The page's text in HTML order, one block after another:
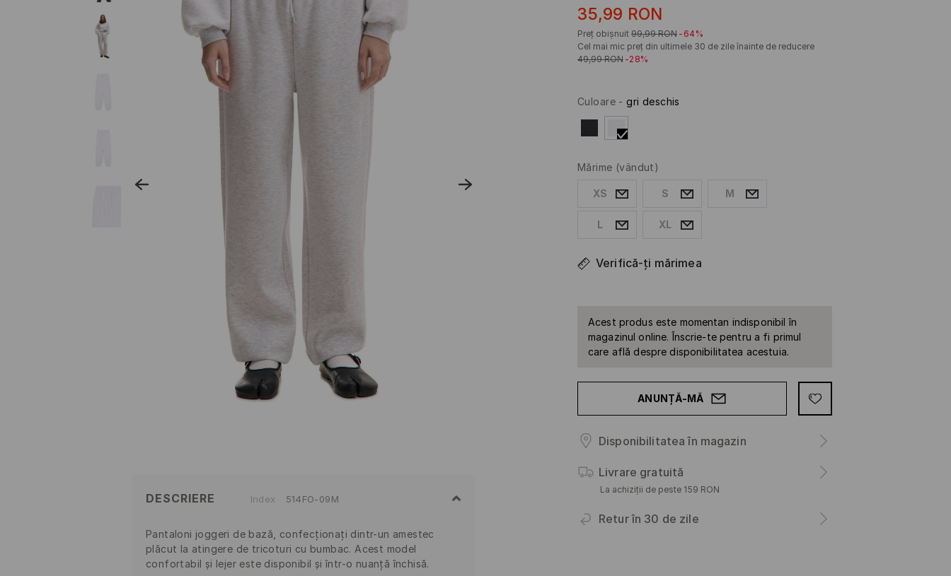
35,99 RON
Preț obișnuit 99,99 RON -64%
Cel mai mic preț din ultimele 30 de zile înainte de reducere
49,99 RON -28%
Culoare-gri deschis
Mărime (vândut)
XS S M
L XL
Verifică-ți mărimea
Acest produs este momentan indisponibil în
magazinul online. Înscrie-te pentru a fi primul
care află despre disponibilitatea acestuia.
ANUNȚĂ-MĂ
Disponibilitatea în magazin
Livrare gratuită
La achiziții de peste 159 RON
Retur în 30 de zile
DESCRIERE Index 514FO-09M
Pantaloni joggeri de bază, confecționați dintr-un amestec
plăcut la atingere de tricoturi cu bumbac. Acest model
confortabil și lejer este disponibil și într-o nuanță închisă.